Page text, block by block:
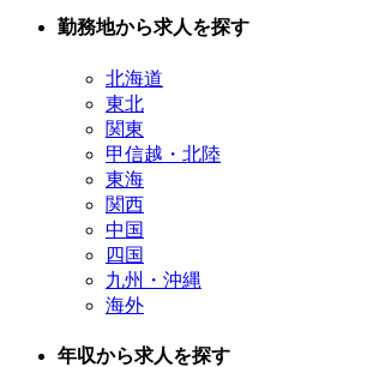
勤務地から求人を探す
北海道
東北
関東
甲信越・北陸
東海
関西
中国
四国
九州・沖縄
海外
年収から求人を探す